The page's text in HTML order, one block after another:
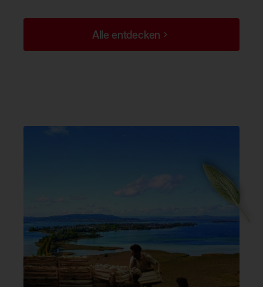
Alle entdecken